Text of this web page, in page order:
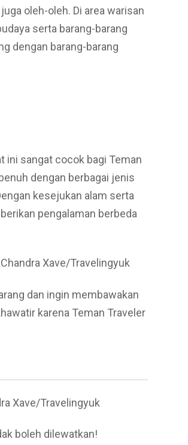
oleh-oleh. Di area warisan
serta barang-barang
dengan barang-barang
ini sangat cocok bagi Teman
dengan berbagai jenis
kesejukan alam serta
pengalaman berbeda
Xave/Travelingyuk
dan ingin membawakan
karena Teman Traveler
Xave/Travelingyuk
boleh dilewatkan!